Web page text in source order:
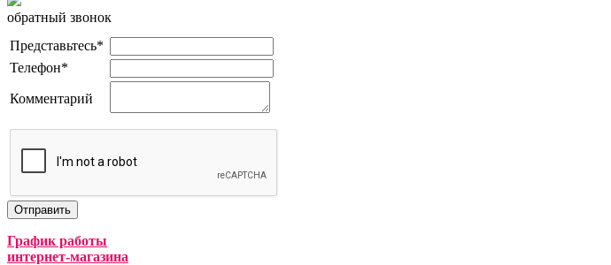
обратный звонок
Представьтесь*
Телефон*
Комментарий
График работы
интернет-магазина